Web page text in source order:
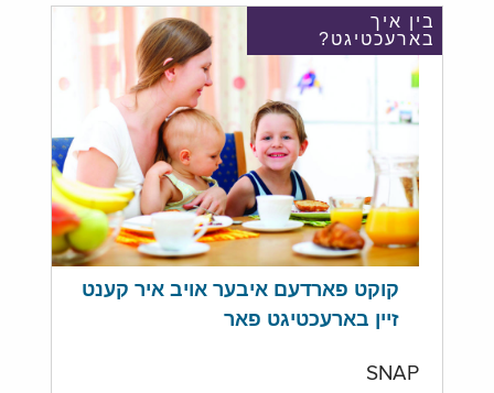
בין איך
בארעכטיגט?
קוקט פארדעם איבער אויב איר קענט
זיין בארעכטיגט פאר
SNAP